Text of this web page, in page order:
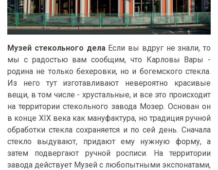
Музей стекольного делаЕсли вы вдруг не знали, то
мы с радостью вам сообщим, что Карловы Вары -
родина не только бехеровки, но и богемского стекла.
Из него тут изготавливают невероятно красивые
вещи, в том числе - хрустальные, и все это происходит
на территории стекольного завода Мозер. Основан он
в конце XIX века как мануфактура, но традиция ручной
обработки стекла сохраняется и по сей день. Сначала
стекло выдувают, придают ему нужную форму, а
затем подвергают ручной росписи. На территории
завода действует Музей с любопытными экспонатами,